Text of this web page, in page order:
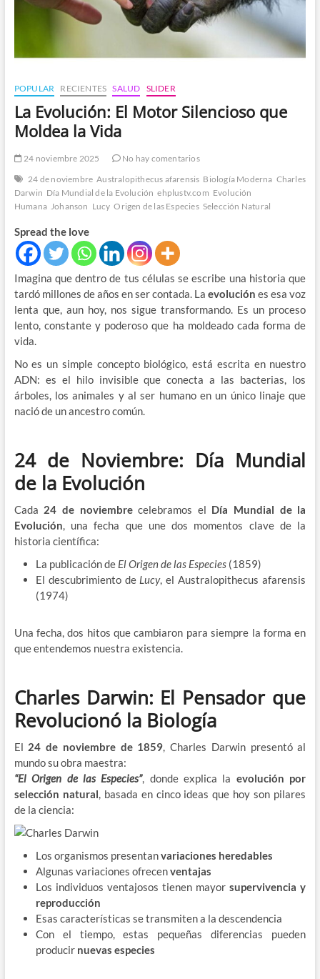
POPULAR RECIENTES SALUD SLIDER
La Evolución: El Motor Silencioso que
Moldea la Vida
24 noviembre 2025
No hay comentarios
24 de noviembre Australopithecus afarensis Biología Moderna Charles
Darwin Día Mundial de la Evolución ehplustv.com Evolución
Humana Johanson Lucy Origen de las Especies Selección Natural
Spread the love
Imagina que dentro de tus células se escribe una historia que
tardó millones de años en ser contada. Laevolución es esa voz
lenta que, aun hoy, nos sigue transformando. Es un proceso
lento, constante y poderoso que ha moldeado cada forma de
vida.
No es un simple concepto biológico, está escrita en nuestro
ADN: es el hilo invisible que conecta a las bacterias, los
árboles, los animales y al ser humano en un único linaje que
nació de un ancestro común.
24 de Noviembre: Día Mundial
de la Evolución
Cada 24 de noviembrecelebramos el Día Mundial de la
Evolución, una fecha que une dos momentos clave de la
historia científica:
La publicación de El Origen de las Especies(1859)
El descubrimiento de Lucy, el Australopithecus afarensis
(1974)
Una fecha, dos hitos que cambiaron para siempre la forma en
que entendemos nuestra existencia.
Charles Darwin: El Pensador que
Revolucionó la Biología
El 24 de noviembre de 1859, Charles Darwin presentó al
mundo su obra maestra:
“El Origen de las Especies”, donde explica la evolución por
selección natural, basada en cinco ideas que hoy son pilares
de la ciencia:
Los organismos presentanvariaciones heredables
Algunas variaciones ofrecenventajas
Los individuos ventajosos tienen mayorsupervivencia y
reproducción
Esas características se transmiten a la descendencia
Con el tiempo, estas pequeñas diferencias pueden
producir nuevas especies